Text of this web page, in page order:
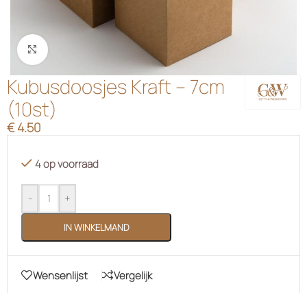
Klik om te vergroten
Kubusdoosjes Kraft – 7cm
(10st)
€ 4.50
4 op voorraad
- +
IN WINKELMAND
Wensenlijst Vergelijk